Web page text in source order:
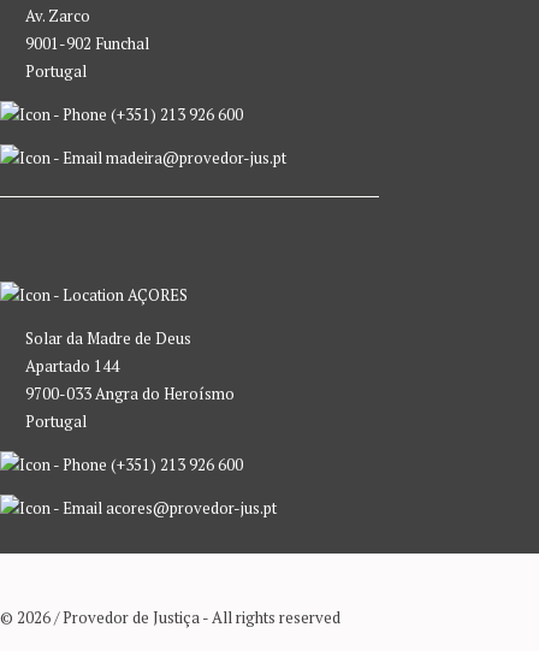
Av. Zarco
9001-902 Funchal
Portugal
(+351) 213 926 600
madeira@provedor-jus.pt
AÇORES
Solar da Madre de Deus
Apartado 144
9700-033 Angra do Heroísmo
Portugal
(+351) 213 926 600
acores@provedor-jus.pt
© 2026 / Provedor de Justiça - All rights reserved